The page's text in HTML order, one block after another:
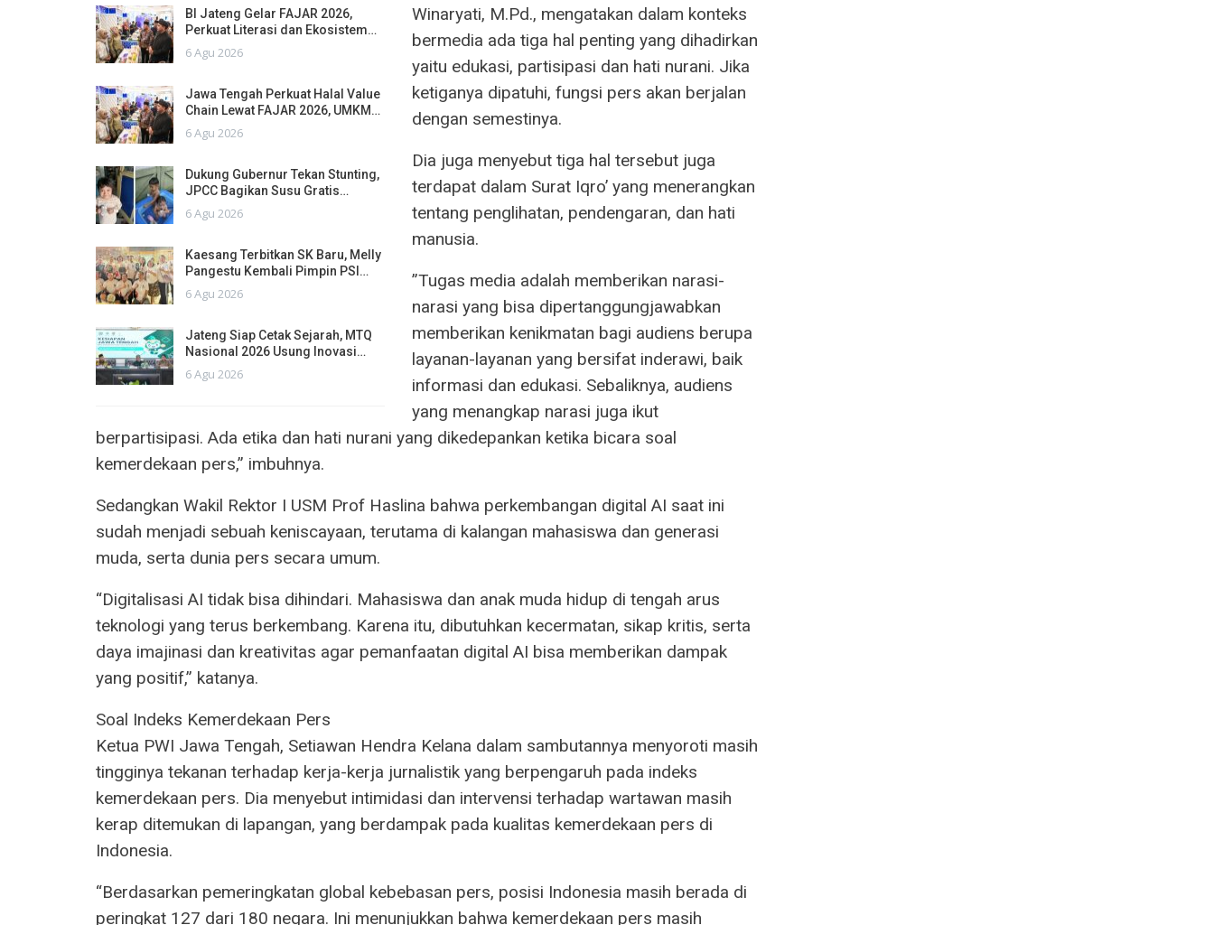
BI Jateng Gelar FAJAR 2026,
Perkuat Literasi dan Ekosistem…
6 Agu 2026
Jawa Tengah Perkuat Halal Value
Chain Lewat FAJAR 2026, UMKM…
6 Agu 2026
Dukung Gubernur Tekan Stunting,
JPCC Bagikan Susu Gratis…
6 Agu 2026
Kaesang Terbitkan SK Baru, Melly
Pangestu Kembali Pimpin PSI…
6 Agu 2026
Jateng Siap Cetak Sejarah, MTQ
Nasional 2026 Usung Inovasi…
6 Agu 2026
Winaryati, M.Pd., mengatakan dalam konteks
bermedia ada tiga hal penting yang dihadirkan
yaitu edukasi, partisipasi dan hati nurani. Jika
ketiganya dipatuhi, fungsi pers akan berjalan
dengan semestinya.
Dia juga menyebut tiga hal tersebut juga
terdapat dalam Surat Iqro’ yang menerangkan
tentang penglihatan, pendengaran, dan hati
manusia.
”Tugas media adalah memberikan narasi-
narasi yang bisa dipertanggungjawabkan
memberikan kenikmatan bagi audiens berupa
layanan-layanan yang bersifat inderawi, baik
informasi dan edukasi. Sebaliknya, audiens
yang menangkap narasi juga ikut
berpartisipasi. Ada etika dan hati nurani yang dikedepankan ketika bicara soal
kemerdekaan pers,” imbuhnya.
Sedangkan Wakil Rektor I USM Prof Haslina bahwa perkembangan digital AI saat ini
sudah menjadi sebuah keniscayaan, terutama di kalangan mahasiswa dan generasi
muda, serta dunia pers secara umum.
“Digitalisasi AI tidak bisa dihindari. Mahasiswa dan anak muda hidup di tengah arus
teknologi yang terus berkembang. Karena itu, dibutuhkan kecermatan, sikap kritis, serta
daya imajinasi dan kreativitas agar pemanfaatan digital AI bisa memberikan dampak
yang positif,” katanya.
Soal Indeks Kemerdekaan Pers
Ketua PWI Jawa Tengah, Setiawan Hendra Kelana dalam sambutannya menyoroti masih
tingginya tekanan terhadap kerja-kerja jurnalistik yang berpengaruh pada indeks
kemerdekaan pers. Dia menyebut intimidasi dan intervensi terhadap wartawan masih
kerap ditemukan di lapangan, yang berdampak pada kualitas kemerdekaan pers di
Indonesia.
“Berdasarkan pemeringkatan global kebebasan pers, posisi Indonesia masih berada di
peringkat 127 dari 180 negara. Ini menunjukkan bahwa kemerdekaan pers masih